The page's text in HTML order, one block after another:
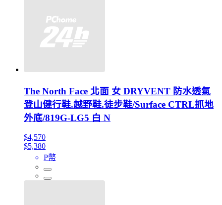
The North Face 北面 女 DRYVENT 防水透氣
登山健行鞋.越野鞋.徒步鞋/Surface CTRL抓地
外底/819G-LG5 白 N
$4,570
$5,380
P幣